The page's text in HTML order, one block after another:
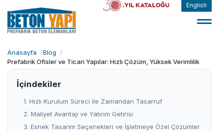
English
Anasayfa
Blog
Prefabrik Ofisler ve Ticari Yapılar: Hızlı Çözüm, Yüksek Verimlilik
İçindekiler
1. Hızlı Kurulum Süreci ile Zamandan Tasarruf
2. Maliyet Avantajı ve Yatırım Getirisi
3. Esnek Tasarım Seçenekleri ve İşletmeye Özel Çözümler